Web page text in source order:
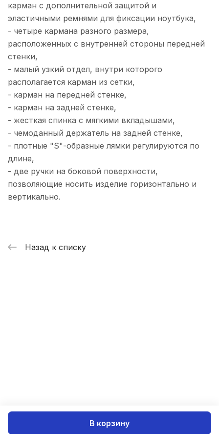
В корзину
карман с дополнительной защитой и
эластичными ремнями для фиксации ноутбука,
- четыре кармана разного размера,
расположенных с внутренней стороны передней
стенки,
- малый узкий отдел, внутри которого
располагается карман из сетки,
- карман на передней стенке,
- карман на задней стенке,
- жесткая спинка с мягкими вкладышами,
- чемоданный держатель на задней стенке,
- плотные "S"-образные лямки регулируются по
длине,
- две ручки на боковой поверхности,
позволяющие носить изделие горизонтально и
вертикально.
Назад к списку